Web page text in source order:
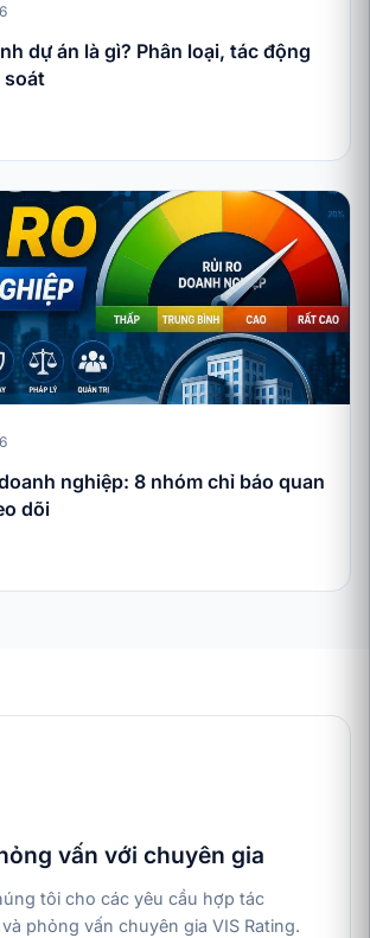
dự án là gì? Phân loại, tác động
soát
nghiệp: 8 nhóm chỉ báo quan
dõi
vấn với chuyên gia
tôi cho các yêu cầu hợp tác
phỏng vấn chuyên gia VIS Rating.